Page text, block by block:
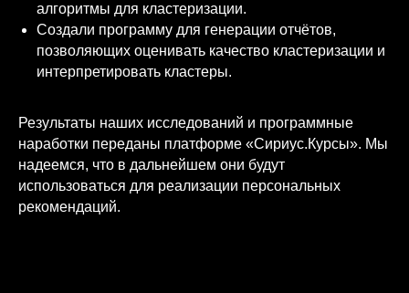
алгоритмы для кластеризации.
Создали программу для генерации отчётов,
позволяющих оценивать качество кластеризации и
интерпретировать кластеры.
Результаты наших исследований и программные
наработки переданы платформе «Сириус.Курсы». Мы
надеемся, что в дальнейшем они будут
использоваться для реализации персональных
рекомендаций.